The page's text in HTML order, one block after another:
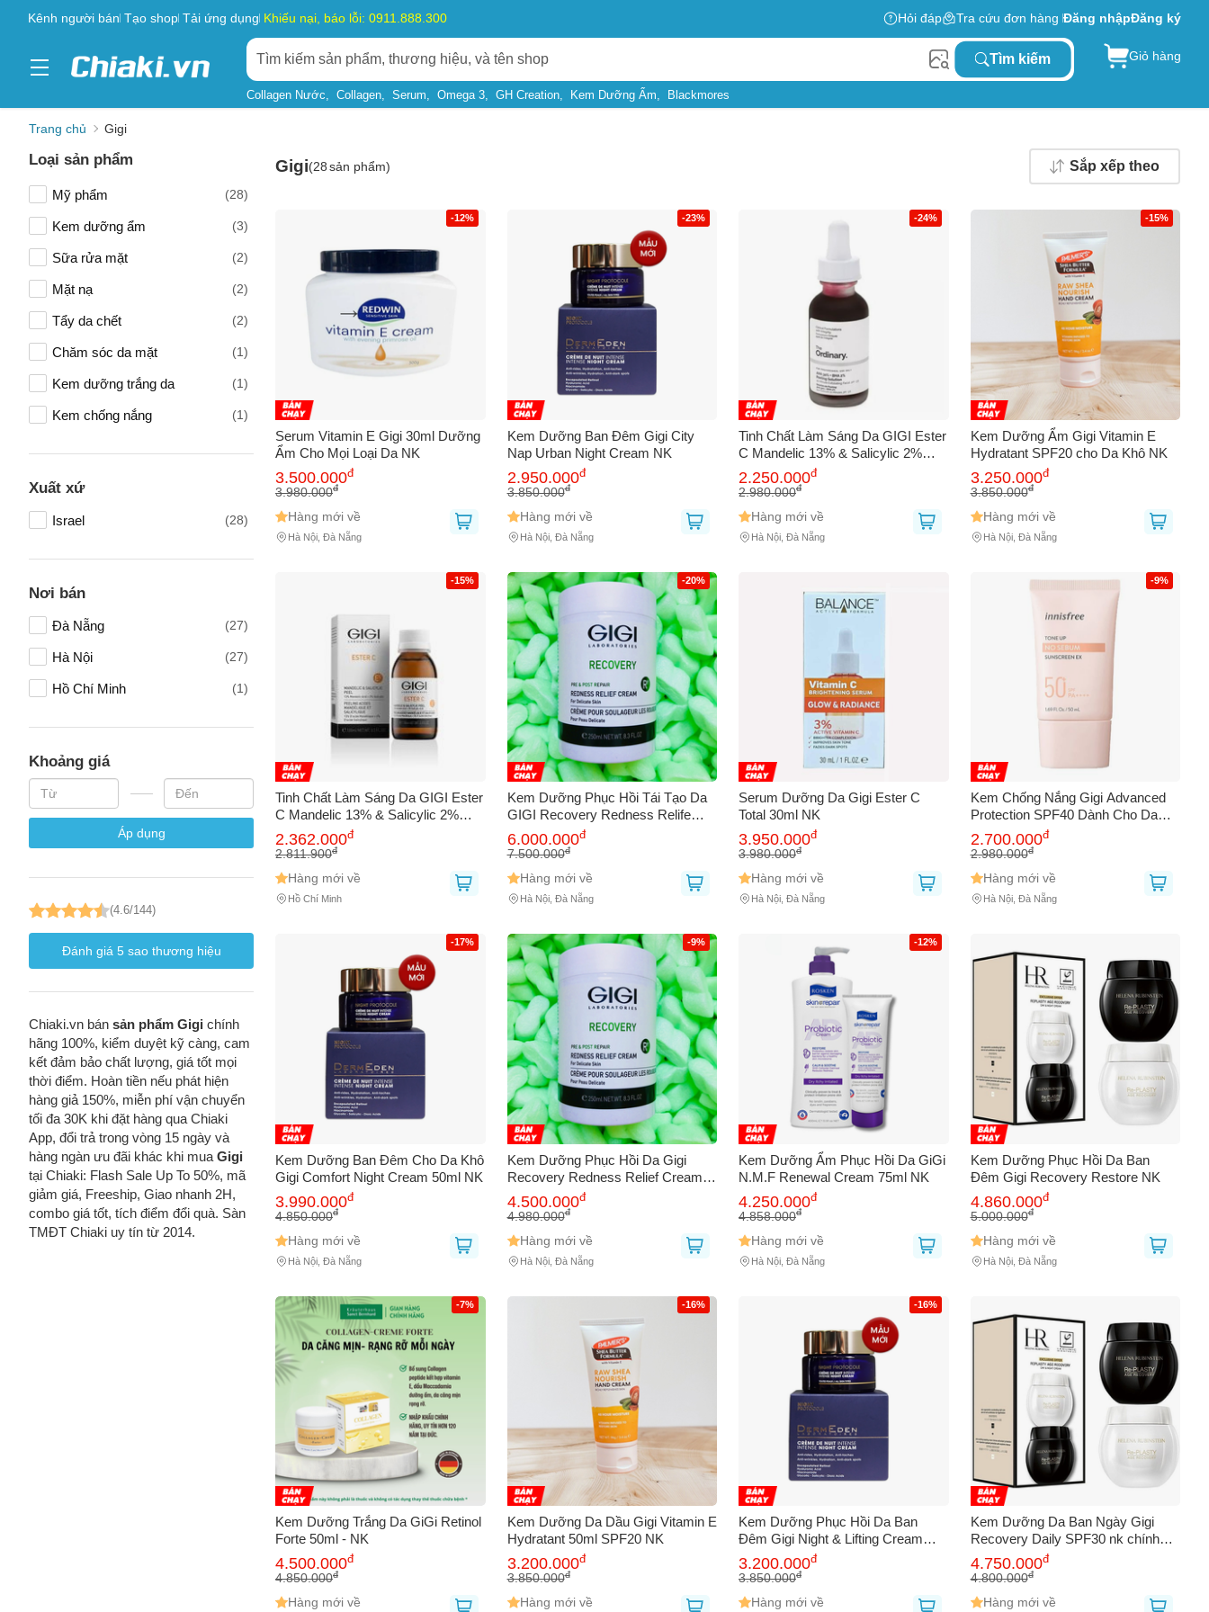
Kênh người bán Tạo shop Tải ứng dụng Khiếu nại, báo lỗi: 0911.888.300 Hỏi đáp Tra cứu đơn hàng Đăng nhậpĐăng ký
Tìm kiếm
Collagen Nước Collagen Serum Omega 3 GH Creation Kem Dưỡng Ẩm Blackmores
Giỏ hàng
Trang chủ Gigi
Loại sản phẩm
Mỹ phẩm (28)
Kem dưỡng ẩm (3)
Sữa rửa mặt (2)
Mặt nạ (2)
Tẩy da chết (2)
Chăm sóc da mặt (1)
Kem dưỡng trắng da (1)
Kem chống nắng (1)
Xuất xứ
Israel (28)
Nơi bán
Đà Nẵng (27)
Hà Nội (27)
Hồ Chí Minh (1)
Khoảng giá
Áp dụng
(4.6/144)
Đánh giá 5sao thương hiệu
Chiaki.vn bán sản phẩm Gigi chính
hãng 100%, kiểm duyệt kỹ càng, cam
kết đảm bảo chất lượng, giá tốt mọi
thời điểm. Hoàn tiền nếu phát hiện
hàng giả 150%, miễn phí vận chuyển
tối đa 30K khi đặt hàng qua Chiaki
App, đổi trả trong vòng 15 ngày và
hàng ngàn ưu đãi khác khi mua Gigi
tại Chiaki: Flash Sale Up To 50%, mã
giảm giá, Freeship, Giao nhanh 2H,
combo giá tốt, tích điểm đổi quà. Sàn
TMĐT Chiaki uy tín từ 2014.
Gigi(28 sản phẩm) Sắp xếp theo
-12%
Serum Vitamin E Gigi 30ml Dưỡng
Ẩm Cho Mọi Loại Da NK
3.500.000đ
3.980.000đ
Hàng mới về
Hà Nội, Đà Nẵng
-23%
Kem Dưỡng Ban Đêm Gigi City
Nap Urban Night Cream NK
2.950.000đ
3.850.000đ
Hàng mới về
Hà Nội, Đà Nẵng
-24%
Tinh Chất Làm Sáng Da GIGI Ester
C Mandelic 13% & Salicylic 2%
Peel 100ml NK
2.250.000đ
2.980.000đ
Hàng mới về
Hà Nội, Đà Nẵng
-15%
Kem Dưỡng Ẩm Gigi Vitamin E
Hydratant SPF20 cho Da Khô NK
3.250.000đ
3.850.000đ
Hàng mới về
Hà Nội, Đà Nẵng
-15%
Tinh Chất Làm Sáng Da GIGI Ester
C Mandelic 13% & Salicylic 2%
Peel 100ml - Giúp Da Sáng Đều,
Trẻ Hóa và Se Khít Lỗ Chân Lông
2.362.000đ
2.811.900đ
Hàng mới về
Hồ Chí Minh
-20%
Kem Dưỡng Phục Hồi Tái Tạo Da
GIGI Recovery Redness Relife
250ml NK
6.000.000đ
7.500.000đ
Hàng mới về
Hà Nội, Đà Nẵng
Serum Dưỡng Da Gigi Ester C
Total 30ml NK
3.950.000đ
3.980.000đ
Hàng mới về
Hà Nội, Đà Nẵng
-9%
Kem Chống Nắng Gigi Advanced
Protection SPF40 Dành Cho Da
Dầu NK
2.700.000đ
2.980.000đ
Hàng mới về
Hà Nội, Đà Nẵng
-17%
Kem Dưỡng Ban Đêm Cho Da Khô
Gigi Comfort Night Cream 50ml NK
3.990.000đ
4.850.000đ
Hàng mới về
Hà Nội, Đà Nẵng
-9%
Kem Dưỡng Phục Hồi Da Gigi
Recovery Redness Relief Cream
NK
4.500.000đ
4.980.000đ
Hàng mới về
Hà Nội, Đà Nẵng
-12%
Kem Dưỡng Ẩm Phục Hồi Da GiGi
N.M.F Renewal Cream 75ml NK
4.250.000đ
4.858.000đ
Hàng mới về
Hà Nội, Đà Nẵng
Kem Dưỡng Phục Hồi Da Ban
Đêm Gigi Recovery Restore NK
4.860.000đ
5.000.000đ
Hàng mới về
Hà Nội, Đà Nẵng
-7%
Kem Dưỡng Trắng Da GiGi Retinol
Forte 50ml - NK
4.500.000đ
4.850.000đ
Hàng mới về
-16%
Kem Dưỡng Da Dầu Gigi Vitamin E
Hydratant 50ml SPF20 NK
3.200.000đ
3.850.000đ
Hàng mới về
-16%
Kem Dưỡng Phục Hồi Da Ban
Đêm Gigi Night & Lifting Cream
50ml nk
3.200.000đ
3.850.000đ
Hàng mới về
Kem Dưỡng Da Ban Ngày Gigi
Recovery Daily SPF30 nk chính
hãng
4.750.000đ
4.800.000đ
Hàng mới về
Hãy báo lỗi cho chúng tôi. Hoặc gọi cho chúng tôi qua số
Số điện thoại
Vấn đề bạn gặp phải
GỬI BÁO LỖI